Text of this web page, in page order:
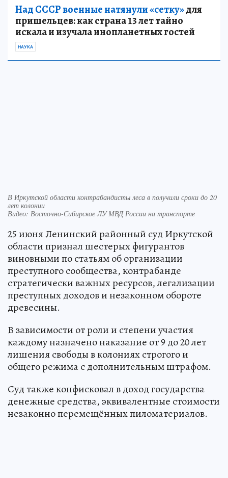
Над СССР военные натянули «сетку»для
пришельцев: как страна 13 лет тайно
искала и изучала инопланетных гостей
НАУКА
В Иркутской области контрабандисты леса в получили сроки до 20
лет колонии
Видео: Восточно-Сибирское ЛУ МВД России на транспорте
25 июня Ленинский районный суд Иркутской
области признал шестерых фигурантов
виновными по статьям об организации
преступного сообщества, контрабанде
стратегически важных ресурсов, легализации
преступных доходов и незаконном обороте
древесины.
В зависимости от роли и степени участия
каждому назначено наказание от 9 до 20 лет
лишения свободы в колониях строгого и
общего режима с дополнительным штрафом.
Суд также конфисковал в доход государства
денежные средства, эквивалентные стоимости
незаконно перемещённых пиломатериалов.